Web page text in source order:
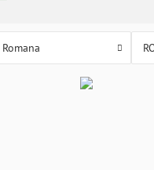
Romana